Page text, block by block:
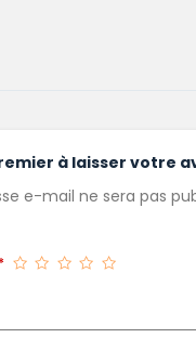
à laisser votre
e-mail ne sera pas
*